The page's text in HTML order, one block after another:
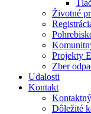
Životné
Projekty
Zber
Udalosti
Kontakt
Dôležité